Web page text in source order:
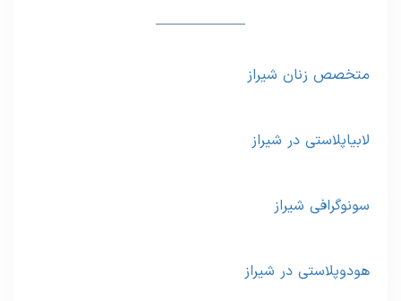
متخصص زنان شیراز
لابیاپلاستی در شیراز
سونوگرافی شیراز
هودوپلاستی در شیراز